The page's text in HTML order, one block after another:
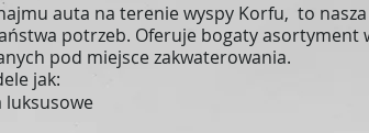
auta na terenie wyspy Korfu, to
potrzeb. Oferuje bogaty asortyment
pod miejsce zakwaterowania.
jak:
luksusowe